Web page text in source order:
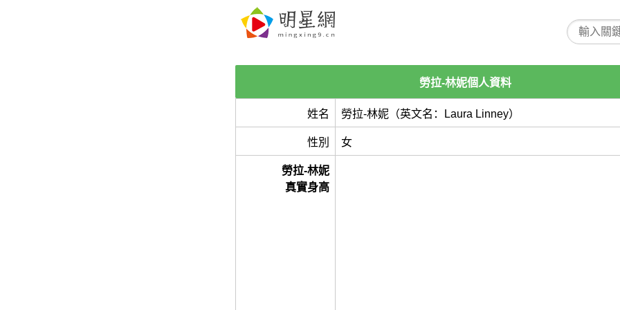
勞拉-林妮個人資料
姓名 勞拉-林妮（英文名：Laura Linney）
性別 女
勞拉-林妮
真實身高